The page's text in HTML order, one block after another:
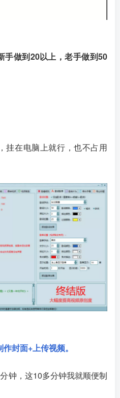
手做到20以上，老手做到50
挂在电脑上就行，也不占用
封面+上传视频。
钟，这10多分钟我就顺便制